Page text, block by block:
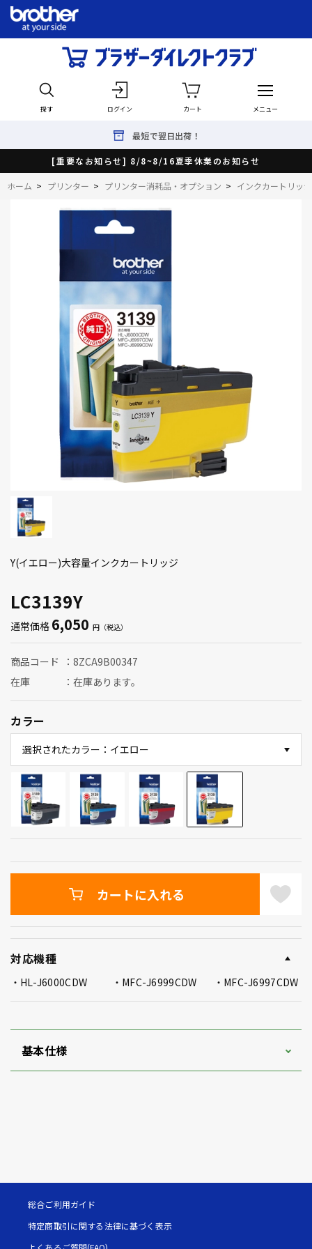
探す ログイン カート メニュー
最短で翌日出荷！
[重要なお知らせ] 8/8~8/16夏季休業のお知らせ
ホーム > プリンター > プリンター消耗品・オプション > インクカートリッジ
LC3139Y
Y(イエロー)大容量インクカートリッジ
通常価格 6,050
商品コード
8ZCA9B00347
在庫
在庫あります。
カラー
選択されたカラー：イエロー
カートに入れる
対応機種
HL-J6000CDW MFC-J6999CDW MFC-J6997CDW
基本仕様
総合ご利用ガイド
特定商取引に関する法律に基づく表示